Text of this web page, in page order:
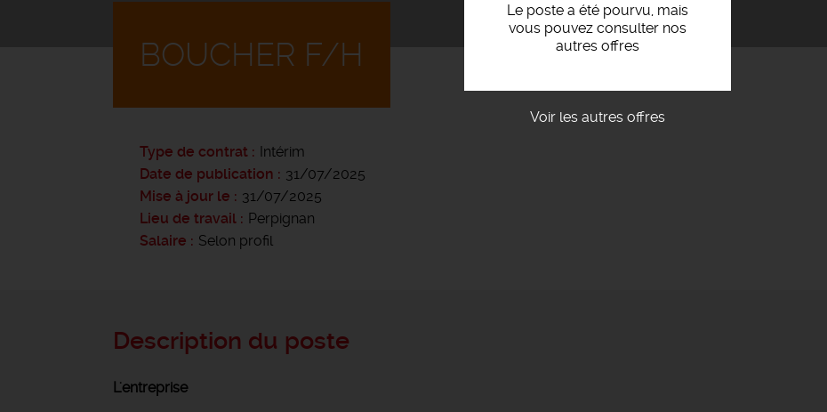
Le poste a été pourvu, mais
vous pouvez consulter nos
autres offres
Voir les autres offres
BOUCHER F/H
Type de contrat
Intérim
Date de publication
31/07/2025
Mise à jour le
31/07/2025
Lieu de travail
Perpignan
Salaire
Selon profil
Description du poste
L'entreprise